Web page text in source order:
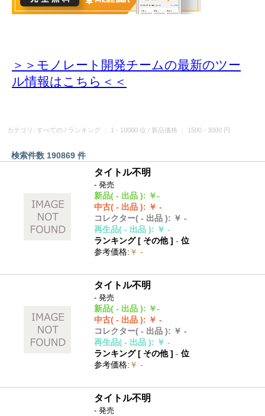
＞＞モノレート開発チームの最新のツー
ル情報はこちら＜＜
カテゴリ: すべての / ランキング ： 1 - 10000 位 / 新品価格 ： 1500 - 3000 円
検索件数 190869 件
タイトル不明
- 発売
新品( - 出品 ): ￥-
中古( - 出品 ): ￥ -
コレクター( - 出品 ): ￥ -
再生品( - 出品 ): ￥ -
ランキング [ その他]- 位
参考価格: ￥ -
タイトル不明
- 発売
新品( - 出品 ): ￥-
中古( - 出品 ): ￥ -
コレクター( - 出品 ): ￥ -
再生品( - 出品 ): ￥ -
ランキング [ その他]- 位
参考価格: ￥ -
タイトル不明
- 発売